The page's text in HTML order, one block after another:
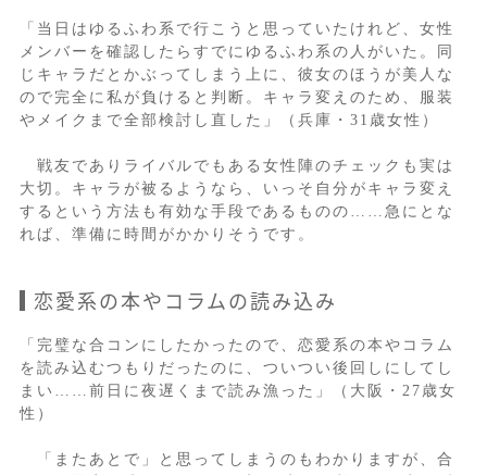
「当日はゆるふわ系で行こうと思っていたけれど、女性
メンバーを確認したらすでにゆるふわ系の人がいた。同
じキャラだとかぶってしまう上に、彼女のほうが美人な
ので完全に私が負けると判断。キャラ変えのため、服装
やメイクまで全部検討し直した」（兵庫・31歳女性）
戦友でありライバルでもある女性陣のチェックも実は
大切。キャラが被るようなら、いっそ自分がキャラ変え
するという方法も有効な手段であるものの……急にとな
れば、準備に時間がかかりそうです。
恋愛系の本やコラムの読み込み
「完璧な合コンにしたかったので、恋愛系の本やコラム
を読み込むつもりだったのに、ついつい後回しにしてし
まい……前日に夜遅くまで読み漁った」（大阪・27歳女
性）
「またあとで」と思ってしまうのもわかりますが、合